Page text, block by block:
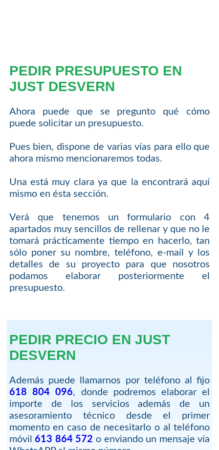
PEDIR PRESUPUESTO EN
JUST DESVERN
Ahora puede que se pregunto qué cómo
puede solicitar un presupuesto.
Pues bien, dispone de varias vías para ello que
ahora mismo mencionaremos todas.
Una está muy clara ya que la encontrará aquí
mismo en ésta sección.
Verá que tenemos un formulario con 4
apartados muy sencillos de rellenar y que no le
tomará prácticamente tiempo en hacerlo, tan
sólo poner su nombre, teléfono, e-mail y los
detalles de su proyecto para que nosotros
podamos elaborar posteriormente el
presupuesto.
PEDIR PRECIO EN JUST
DESVERN
Además puede llamarnos por teléfono al fijo
618 804 096, donde podremos elaborar el
importe de los servicios además de un
asesoramiento técnico desde el primer
momento en caso de necesitarlo o al teléfono
móvil613 864 572 o enviando un mensaje vía